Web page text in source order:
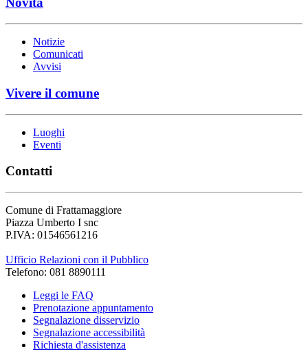
Notizie
Comunicati
Avvisi
Vivere il comune
Luoghi
Eventi
Contatti
Comune di Frattamaggiore
Piazza Umberto I snc
P.IVA: 01546561216
Ufficio Relazioni con il Pubblico
Telefono: 081 8890111
Leggi le FAQ
Prenotazione appuntamento
Segnalazione disservizio
Segnalazione accessibilità
Richiesta d'assistenza